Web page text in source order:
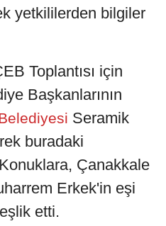
yetkililerden bilgiler
Toplantısı için
Başkanlarının
Seramik
buradaki
Çanakkale
Erkek'in eşi
etti.